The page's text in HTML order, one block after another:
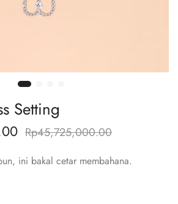
Setting
Rp45,725,000.00
ini bakal cetar membahana.